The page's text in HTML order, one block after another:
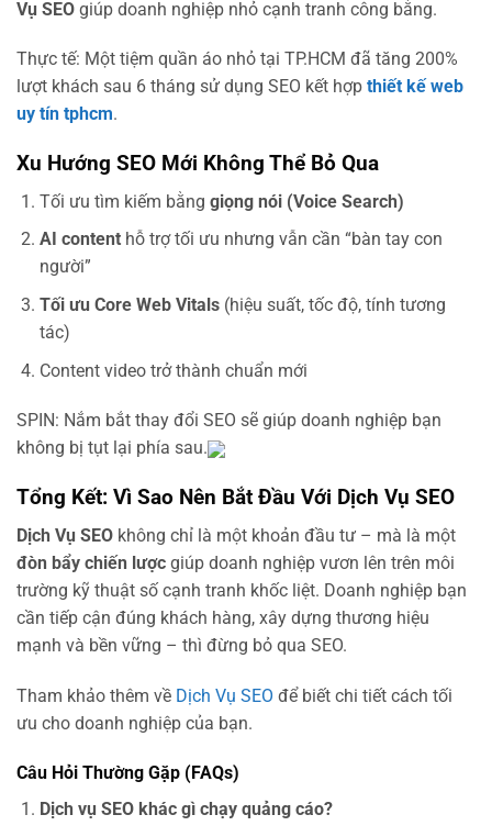
Vụ SEO giúp doanh nghiệp nhỏ cạnh tranh công bằng.
Thực tế: Một tiệm quần áo nhỏ tại TP.HCM đã tăng 200%
lượt khách sau 6 tháng sử dụng SEO kết hợp thiết kế web
uy tín tphcm.
Xu Hướng SEO Mới Không Thể Bỏ Qua
Tối ưu tìm kiếm bằng giọng nói (Voice Search)
AI contenthỗ trợ tối ưu nhưng vẫn cần “bàn tay con
người”
Tối ưu Core Web Vitals(hiệu suất, tốc độ, tính tương
tác)
Content video trở thành chuẩn mới
SPIN: Nắm bắt thay đổi SEO sẽ giúp doanh nghiệp bạn
không bị tụt lại phía sau.
Tổng Kết: Vì Sao Nên Bắt Đầu Với Dịch Vụ SEO
Dịch Vụ SEO không chỉ là một khoản đầu tư – mà là một
đòn bẩy chiến lược giúp doanh nghiệp vươn lên trên môi
trường kỹ thuật số cạnh tranh khốc liệt. Doanh nghiệp bạn
cần tiếp cận đúng khách hàng, xây dựng thương hiệu
mạnh và bền vững – thì đừng bỏ qua SEO.
Tham khảo thêm về Dịch Vụ SEO để biết chi tiết cách tối
ưu cho doanh nghiệp của bạn.
Câu Hỏi Thường Gặp (FAQs)
Dịch vụ SEO khác gì chạy quảng cáo?